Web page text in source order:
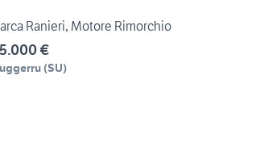
Ranieri, Motore Rimorchio
€
(SU)